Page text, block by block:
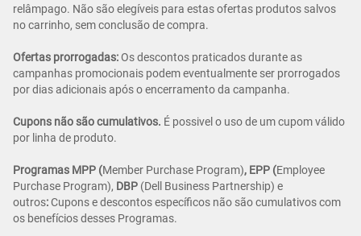
relâmpago. Não são elegíveis para estas ofertas produtos salvos
no carrinho, sem conclusão de compra.
Ofertas prorrogadas:Os descontos praticados durante as
campanhas promocionais podem eventualmente ser prorrogados
por dias adicionais após o encerramento da campanha.
Cupons não são cumulativos. É possivel o uso de um cupom válido
por linha de produto.
Programas MPP (Member Purchase Program), EPP (Employee
Purchase Program), DBP (Dell Business Partnership) e
outros:Cupons e descontos específicos não são cumulativos com
os benefícios desses Programas.